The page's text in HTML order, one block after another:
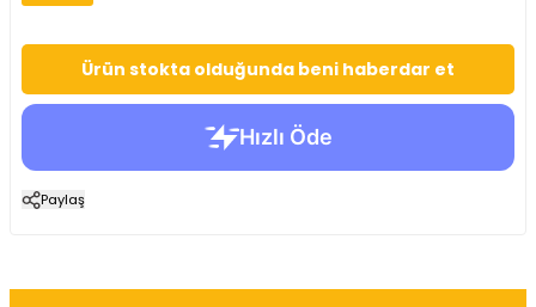
Ürün stokta olduğunda beni haberdar et
Paylaş